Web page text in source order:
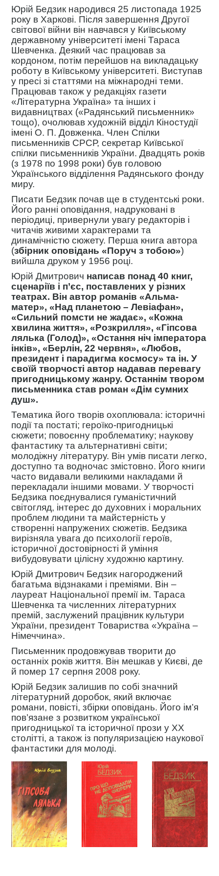
Юрій Бедзик народився 25 листопада 1925
року в Харкові. Після завершення Другої
світової війни він навчався у Київському
державному університеті імені Тараса
Шевченка. Деякий час працював за
кордоном, потім перейшов на викладацьку
роботу в Київському університеті. Виступав
у пресі зі статтями на міжнародні теми.
Працював також у редакціях газети
«Літературна Україна» та інших і
видавництвах («Радянський письменник»
тощо), очолював художній відділ Кіностудії
імені О. П. Довженка. Член Спілки
письменників СРСР, секретар Київської
спілки письменників України. Двадцять років
(з 1978 по 1998 роки) був головою
Українського відділення Радянського фонду
миру.
Писати Бедзик почав ще в студентські роки.
Його ранні оповідання, надруковані в
періодиці, привернули увагу редакторів і
читачів живими характерами та
динамічністю сюжету. Перша книга автора
(збірник оповідань «Поруч з тобою»)
вийшла друком у 1956 році.
Юрій Дмитрович написав понад 40 книг,
сценаріїв і п’єс, поставлених у різних
театрах. Він автор романів «Альма-
матер», «Над планетою – Левіафан»,
«Сильний помсти не жадає», «Кожна
хвилина життя», «Розкрилля», «Гіпсова
лялька (Голод)», «Остання ніч імператора
інків», «Берлін, 22 червня», «Любов,
президент і парадигма космосу» та ін. У
своїй творчості автор надавав перевагу
пригодницькому жанру. Останнім твором
письменника став роман «Дім сумних
душ».
Тематика його творів охоплювала: історичні
події та постаті; героїко-пригодницькі
сюжети; повоєнну проблематику; наукову
фантастику та альтернативні світи;
молодіжну літературу. Він умів писати легко,
доступно та водночас змістовно. Його книги
часто видавали великими накладами й
перекладали іншими мовами. У творчості
Бедзика поєднувалися гуманістичний
світогляд, інтерес до духовних і моральних
проблем людини та майстерність у
створенні напружених сюжетів. Бедзика
вирізняла увага до психології героїв,
історичної достовірності й уміння
вибудовувати цілісну художню картину.
Юрій Дмитрович Бедзик нагороджений
багатьма відзнаками і преміями. Він –
лауреат Національної премії ім. Тараса
Шевченка та численних літературних
премій, заслужений працівник культури
України, президент Товариства «Україна –
Німеччина».
Письменник продовжував творити до
останніх років життя. Він мешкав у Києві, де
й помер 17 серпня 2008 року.
Юрій Бедзик залишив по собі значний
літературний доробок, який включає
романи, повісті, збірки оповідань. Його ім’я
пов’язане з розвитком української
пригодницької та історичної прози у ХХ
столітті, а також із популяризацією наукової
фантастики для молоді.